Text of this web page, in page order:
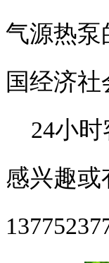
气源热泵
国经济
24小时
感兴趣或